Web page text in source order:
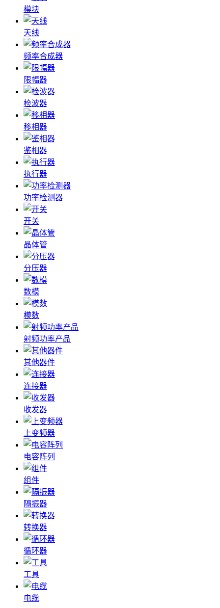
模块
天线
频率合成器
限幅器
检波器
移相器
鉴相器
执行器
功率检测器
开关
晶体管
分压器
数模
模数
射频功率产品
其他器件
连接器
收发器
上变频器
电容阵列
组件
隔振器
转换器
循环器
工具
电缆